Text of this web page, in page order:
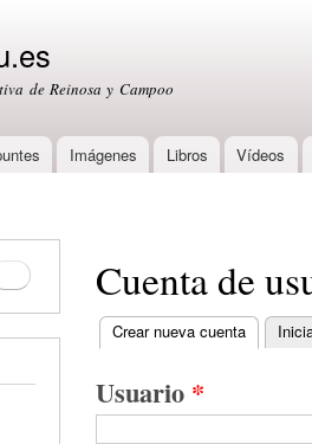
de Reinosa y Campoo
Imágenes Libros Vídeos
Cuenta de
Primary tabs
Crear nueva cuenta (active
Usuario *